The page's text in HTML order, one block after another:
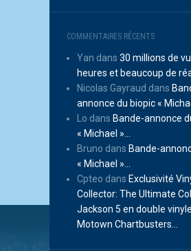
COMMENTAIRES RÉCENTS
Yan dans 30 millions de
heures et beaucoup de
Nicolas Gayraud dans
annonce du biopic «
Lo dans Bande-annonce
« Michael »…
Bruno dans Bande-
« Michael »…
Cpteo dans Exclusivité
Collector: The Ultimate
Jackson 5 en double
Motown Chartbusters…